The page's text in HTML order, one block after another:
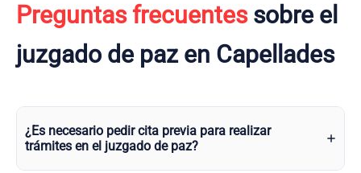
Preguntas frecuentessobre el
juzgado de paz en Capellades
¿Es necesario pedir cita previa para realizar
trámites en el juzgado de paz?